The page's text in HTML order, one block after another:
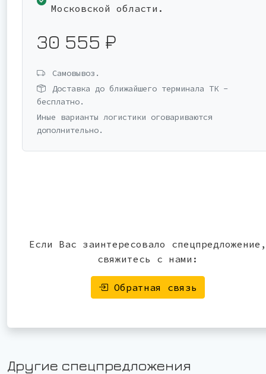
Московской области.
30 555 ₽
Самовывоз.
Доставка до ближайшего терминала ТК -
бесплатно.
Иные варианты логистики оговариваются
дополнительно.
Если Вас заинтересовало спецпредложение,
свяжитесь с нами:
Обратная связь
Другие спецпредложения